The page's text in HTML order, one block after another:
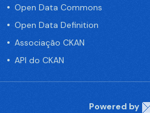
Open Data Commons
Open Data Definition
Associação CKAN
API do CKAN
Powered by